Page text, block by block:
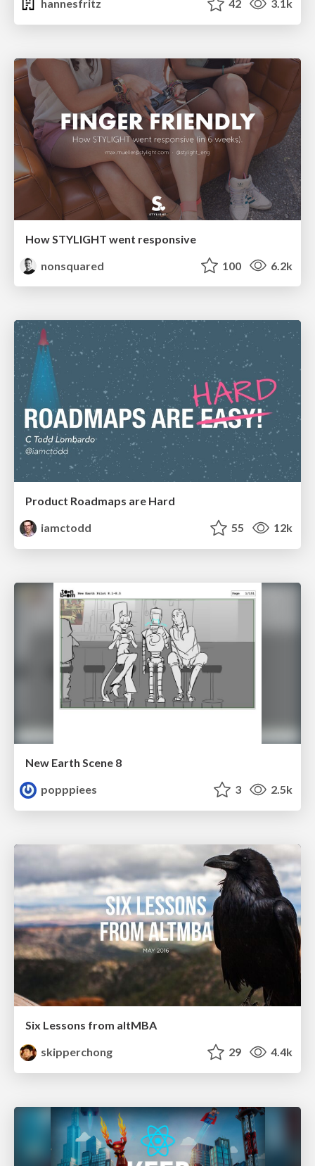
hannesfritz 42 3.1k
How STYLIGHT went responsive
nonsquared
100 6.2k
Product Roadmaps are Hard
iamctodd
55 12k
New Earth Scene 8
popppiees
3 2.5k
Six Lessons from altMBA
skipperchong
29 4.4k